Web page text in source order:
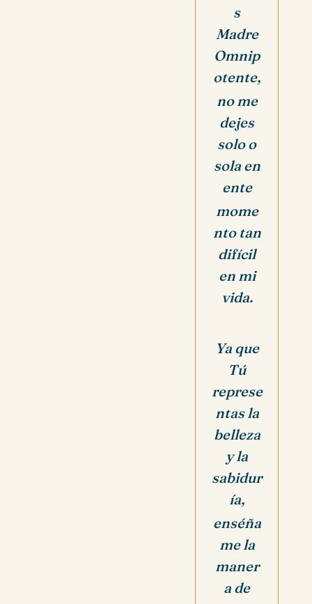
s
Madre
Omnip
otente,
no me
dejes
solo o
sola en
ente
mome
nto tan
difícil
en mi
vida.
Ya que
Tú
represe
ntas la
belleza
y la
sabidur
ía,
enséña
me la
maner
a de